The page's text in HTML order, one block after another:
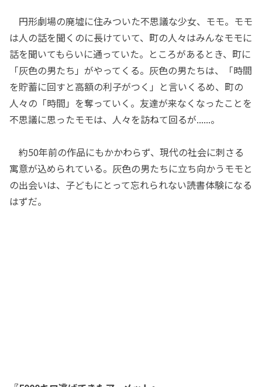
円形劇場の廃墟に住みついた不思議な少女、モモ。モモ
は人の話を聞くのに長けていて、町の人々はみんなモモに
話を聞いてもらいに通っていた。ところがあるとき、町に
「灰色の男たち」がやってくる。灰色の男たちは、「時間
を貯蓄に回すと高額の利子がつく」と言いくるめ、町の
人々の「時間」を奪っていく。友達が来なくなったことを
不思議に思ったモモは、人々を訪ねて回るが......。
約50年前の作品にもかかわらず、現代の社会に刺さる
寓意が込められている。灰色の男たちに立ち向かうモモと
の出会いは、子どもにとって忘れられない読書体験になる
はずだ。